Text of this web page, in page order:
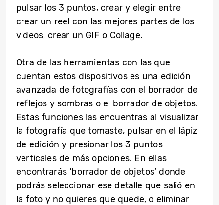
pulsar los 3 puntos, crear y elegir entre
crear un reel con las mejores partes de los
videos, crear un GIF o Collage.
Otra de las herramientas con las que
cuentan estos dispositivos es una edición
avanzada de fotografías con el borrador de
reflejos y sombras o el borrador de objetos.
Estas funciones las encuentras al visualizar
la fotografía que tomaste, pulsar en el lápiz
de edición y presionar los 3 puntos
verticales de más opciones. En ellas
encontrarás ‘borrador de objetos’ donde
podrás seleccionar ese detalle que salió en
la foto y no quieres que quede, o eliminar